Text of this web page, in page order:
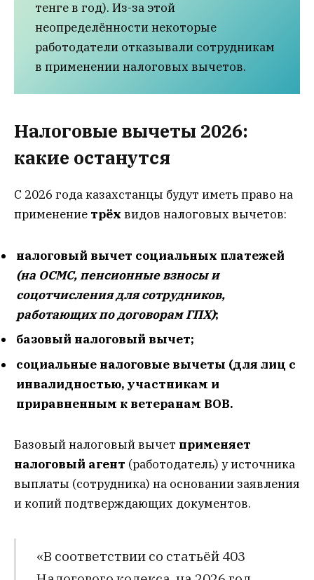
тенге в год). Из-за этой
неопределённости некоторые
работодатели отказывали сотрудникам
в применении налоговых вычетов.
Налоговые вычеты 2026:
какие останутся
С 2026 года казахстанцы будут иметь право на
применение трёх видов налоговых вычетов:
налоговый вычет социальных платежей
(на ОСМС, пенсионные взносы и
соцотчисления для сотрудников,
работающих по договорам ГПХ);
базовый налоговый вычет;
социальные налоговые вычеты (для лиц с
инвалидностью, участникам и
приравненным к ветеранам ВОВ.
Базовый налоговый вычет применяет
налоговый агент (работодатель) у источника
выплаты (сотрудника) на основании заявления
и копий подтверждающих документов.
«В соответствии со статьёй 403